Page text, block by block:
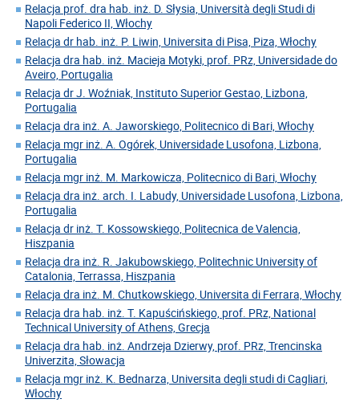
Relacja prof. dra hab. inż. D. Słysia, Università degli Studi di
Napoli Federico II, Włochy
Relacja dr hab. inż. P. Liwin, Universita di Pisa, Piza, Włochy
Relacja dra hab. inż. Macieja Motyki, prof. PRz, Universidade do
Aveiro, Portugalia
Relacja dr J. Woźniak, Instituto Superior Gestao, Lizbona,
Portugalia
Relacja dra inż. A. Jaworskiego, Politecnico di Bari, Włochy
Relacja mgr inż. A. Ogórek, Universidade Lusofona, Lizbona,
Portugalia
Relacja mgr inż. M. Markowicza, Politecnico di Bari, Włochy
Relacja dra inż. arch. I. Labudy, Universidade Lusofona, Lizbona,
Portugalia
Relacja dr inż. T. Kossowskiego, Politecnica de Valencia,
Hiszpania
Relacja dra inż. R. Jakubowskiego, Politechnic University of
Catalonia, Terrassa, Hiszpania
Relacja dra inż. M. Chutkowskiego, Universita di Ferrara, Włochy
Relacja dra hab. inż. T. Kapuścińskiego, prof. PRz, National
Technical University of Athens, Grecja
Relacja dra hab. inż. Andrzeja Dzierwy, prof. PRz, Trencinska
Univerzita, Słowacja
Relacja mgr inż. K. Bednarza, Universita degli studi di Cagliari,
Włochy